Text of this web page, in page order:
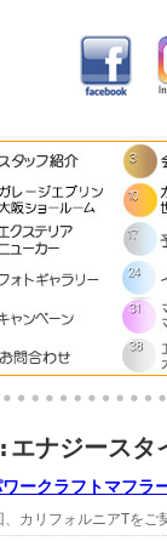
ナジースタ
ークラフトマフラ
ニアTをご契約